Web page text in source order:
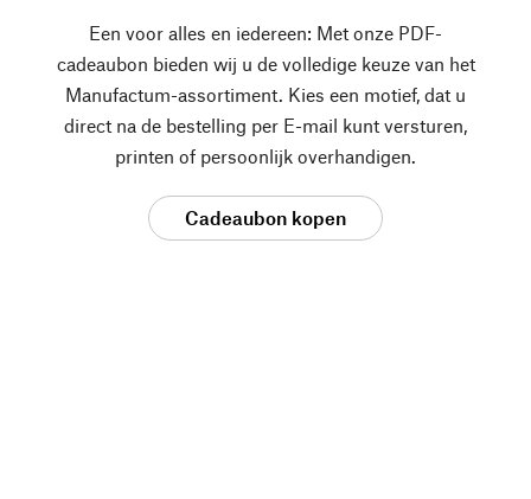
Een voor alles en iedereen: Met onze PDF-
cadeaubon bieden wij u de volledige keuze van het
Manufactum-assortiment. Kies een motief, dat u
direct na de bestelling per E-mail kunt versturen,
printen of persoonlijk overhandigen.
Cadeaubon kopen